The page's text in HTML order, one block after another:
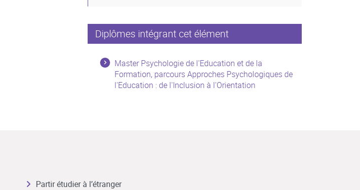
Diplômes intégrant cet élément
Master Psychologie de l'Education et de la
Formation, parcours Approches Psychologiques de
l'Education : de l'Inclusion à l'Orientation
Partir étudier à l’étranger